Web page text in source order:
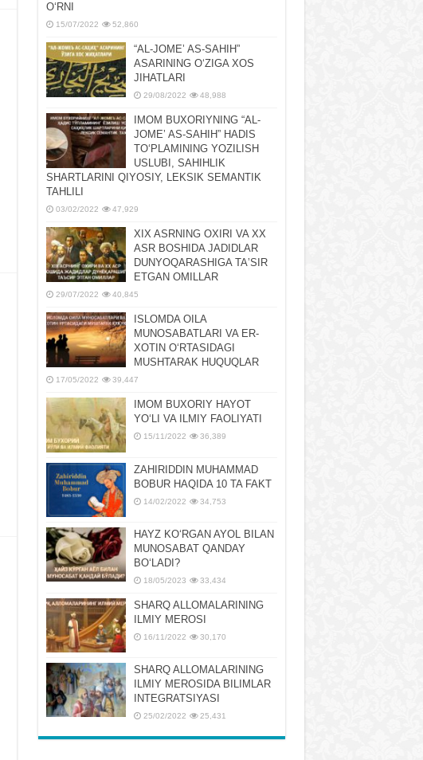
OʻRNI
15/07/2022 52,860
“AL-JOMEʼ AS-SAHIH”
ASARINING OʻZIGA XOS
JIHATLARI
29/08/2022 48,988
IMOM BUXORIYNING “AL-
JOMEʼ AS-SAHIH” HADIS
TOʻPLAMINING YOZILISH
USLUBI, SAHIHLIK
SHARTLARINI QIYOSIY, LЕKSIK SЕMANTIK
TAHLILI
03/02/2022 47,929
XIX ASRNING OXIRI VA XX
ASR BOSHIDA JADIDLAR
DUNYOQARASHIGA TAʼSIR
ETGAN OMILLAR
29/07/2022 40,845
ISLOMDA OILA
MUNOSABATLARI VA ER-
XOTIN OʻRTASIDAGI
MUSHTARAK HUQUQLAR
17/05/2022 39,447
IMOM BUXORIY HAYOT
YOʻLI VA ILMIY FAOLIYATI
15/11/2022 36,389
ZAHIRIDDIN MUHAMMAD
BOBUR HAQIDA 10 TA FAKT
14/02/2022 34,753
HAYZ KOʻRGAN AYOL BILAN
MUNOSABAT QANDAY
BOʻLADI?
18/05/2023 33,434
SHARQ ALLOMALARINING
ILMIY MEROSI
16/11/2022 30,170
SHARQ ALLOMALARINING
ILMIY MЕROSIDA BILIMLAR
INTЕGRATSIYASI
25/02/2022 25,431